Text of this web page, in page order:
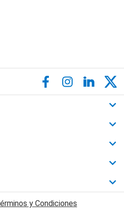
y Condiciones